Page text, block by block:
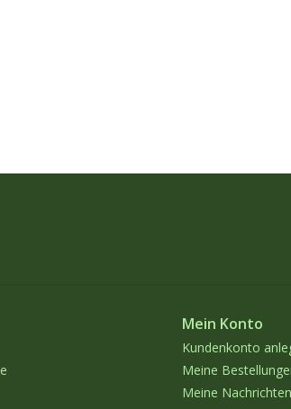
Mein Konto
Kundenkonto
Meine
Meine